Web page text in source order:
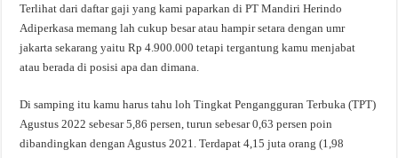
Terlihat dari daftar gaji yang kami paparkan di PT Mandiri Herindo
Adiperkasa memang lah cukup besar atau hampir setara dengan umr
jakarta sekarang yaitu Rp 4.900.000 tetapi tergantung kamu menjabat
atau berada di posisi apa dan dimana.
Di samping itu kamu harus tahu loh Tingkat Pengangguran Terbuka (TPT)
Agustus 2022 sebesar 5,86 persen, turun sebesar 0,63 persen poin
dibandingkan dengan Agustus 2021. Terdapat 4,15 juta orang (1,98